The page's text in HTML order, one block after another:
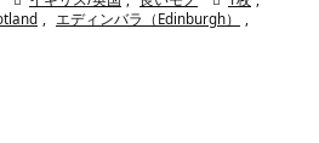
エディンバラ（Edinburgh）